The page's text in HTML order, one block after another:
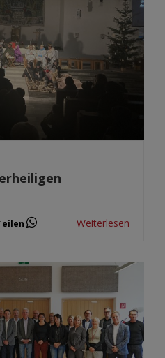
Weiterlesen